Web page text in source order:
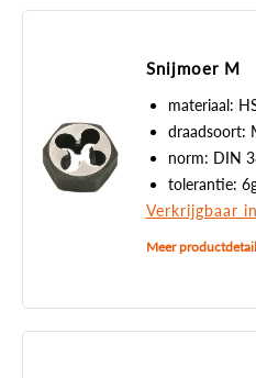
Snijmoer M
materiaal:
draadsoort:
norm: DIN
tolerantie:
Verkrijgbaar
Meer